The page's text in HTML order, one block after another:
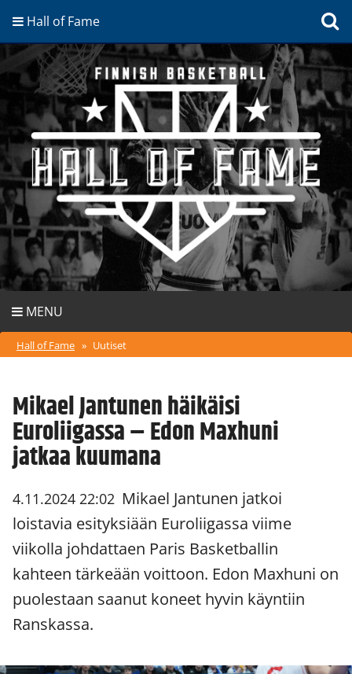
Hall of Fame
MENU
Hall of Fame » Uutiset
Mikael Jantunen häikäisi
Euroliigassa – Edon Maxhuni
jatkaa kuumana
4.11.2024 22:02 Mikael Jantunen jatkoi
loistavia esityksiään Euroliigassa viime
viikolla johdattaen Paris Basketballin
kahteen tärkeään voittoon. Edon Maxhuni on
puolestaan saanut koneet hyvin käyntiin
Ranskassa.